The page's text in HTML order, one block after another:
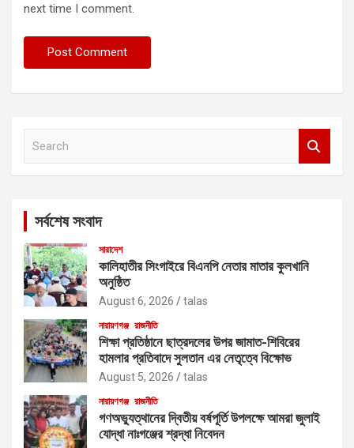
next time I comment.
সর্বশেষ সংবাদ
সারাদেশ
কালিহাতীর সিংগাইরে বিএনপি নেতার মাতার কুলখানি
অনুষ্ঠিত
August 6, 2026 talas
নারায়ণগঞ্জ রাজনীতি
শিক্ষা প্রতিষ্ঠানে ছাত্রদলের উপর জামাত-শিবিরের
হামলার প্রতিবাদে সুলতান এর নেতৃত্বে বিক্ষোভ
August 5, 2026 talas
নারায়ণগঞ্জ রাজনীতি
গণঅভ্যুত্থানের দ্বিতীয় বর্ষপূর্তি উপলক্ষে আমরা জুলাই
যোদ্ধা নাঃগঞ্জের শ্রদ্ধা নিবেদন